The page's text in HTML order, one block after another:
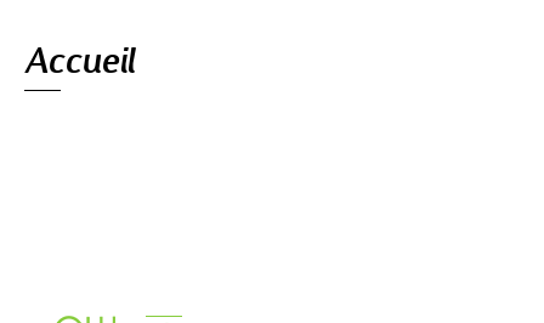
Accueil